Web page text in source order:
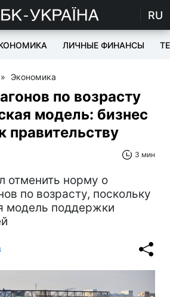
RU
ЛИЧНЫЕ ФИНАНСЫ
» Экономика
по возрасту
модель: бизнес
правительству
3 мин
отменить норму о
по возрасту, поскольку
модель поддержки